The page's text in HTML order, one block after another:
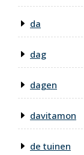
da
dag
dagen
davitamon
de tuinen